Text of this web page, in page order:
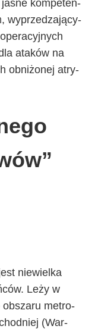
ja­sne kom­pe­ten­
wy­prze­dza­ją­cy­
ata­ków na
ob­ni­żo­nej atry­
nie­wiel­ka
Le­ży w
ob­sza­ru me­tro­
(War­